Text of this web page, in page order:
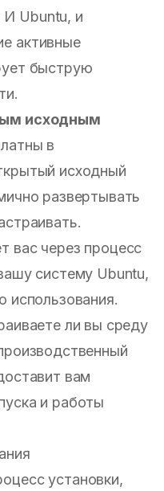
И Ubuntu, и
активные
быструю
исходным
в
исходный
развертывать
вас через процесс
систему Ubuntu,
использования.
ли вы среду
вам
и работы
установки,